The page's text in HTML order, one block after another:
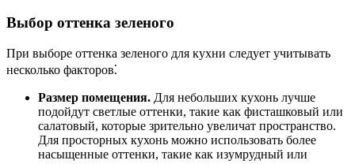
Выбор оттенка зеленого
При выборе оттенка зеленого для кухни следует учитывать
несколько факторов⁚
Размер помещения. Для небольших кухонь лучше
подойдут светлые оттенки, такие как фисташковый или
салатовый, которые зрительно увеличат пространство.
Для просторных кухонь можно использовать более
насыщенные оттенки, такие как изумрудный или